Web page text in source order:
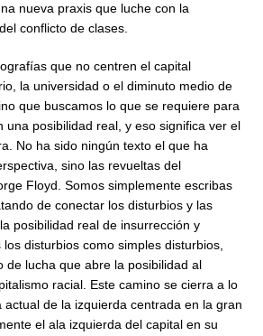
nueva praxis que luche con la
conflicto de clases.
que no centren el capital
la universidad o el diminuto medio de
que buscamos lo que se requiere para
una posibilidad real, y eso significa ver el
No ha sido ningún texto el que ha
sino las revueltas del
Floyd. Somos simplemente escribas
de conectar los disturbios y las
posibilidad real de insurrección y
disturbios como simples disturbios,
de lucha que abre la posibilidad al
racial. Este camino se cierra a lo
actual de la izquierda centrada en la gran
el ala izquierda del capital en su